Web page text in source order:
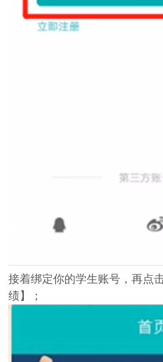
接着绑定你的学生账号，再点
绩】；